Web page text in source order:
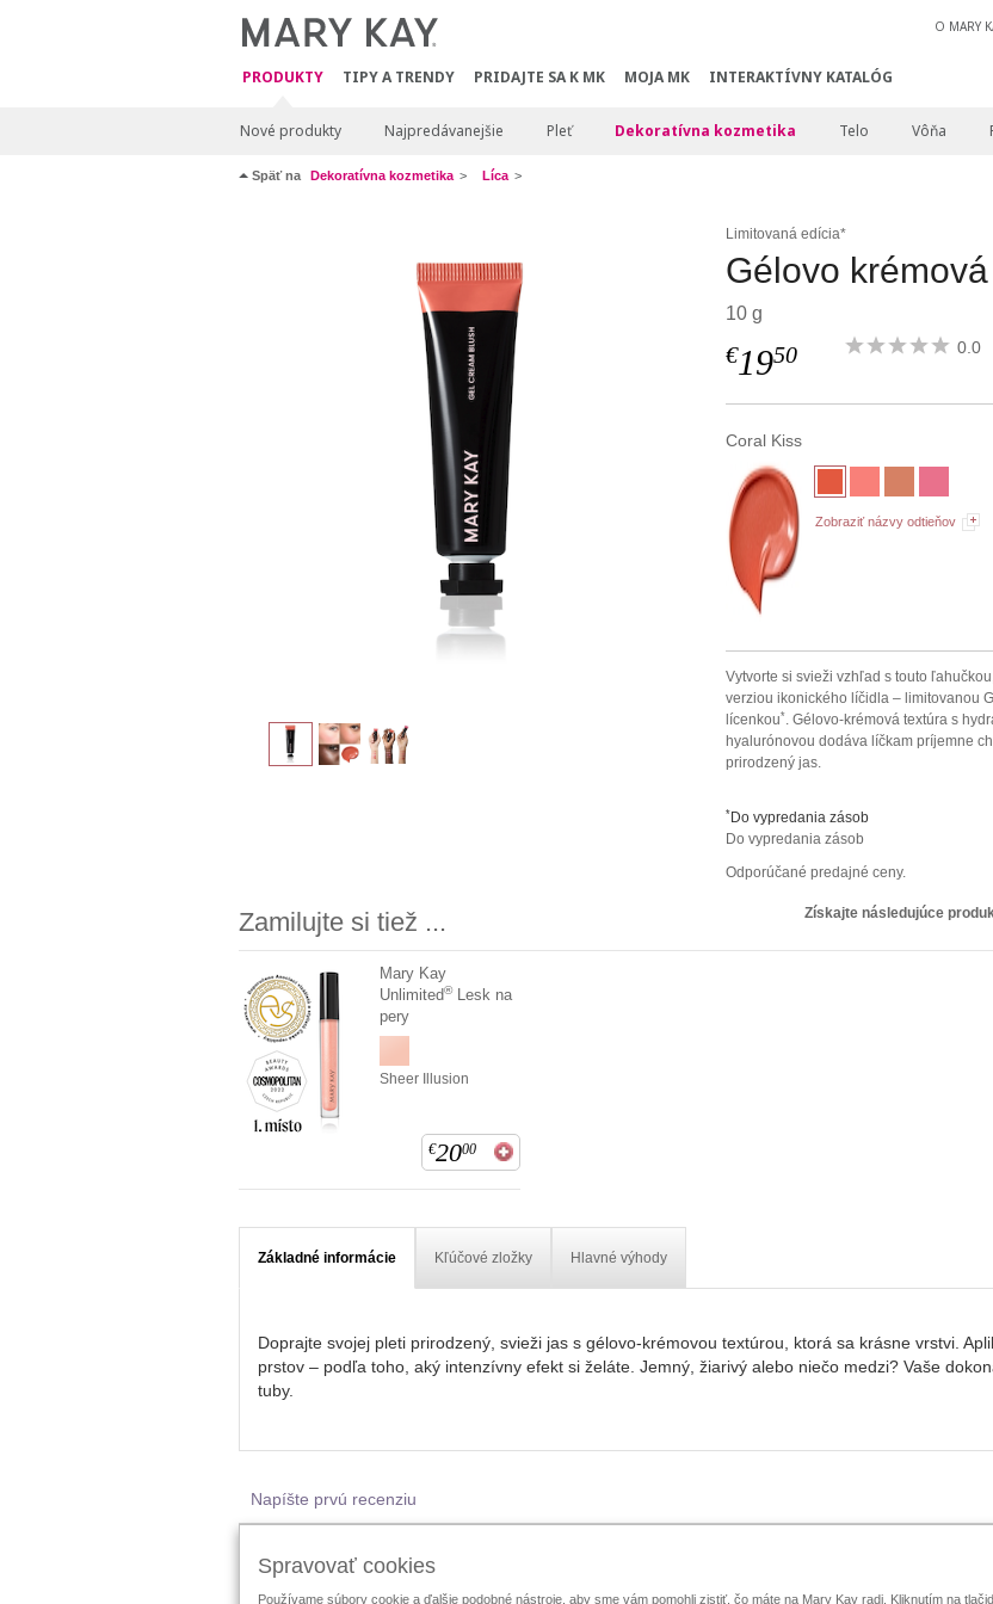
PRODUKTY TIPY A TRENDY PRIDAJTE SA K MK MOJA MK INTERAKTÍVNY KATALÓG
O MARY
Nové produkty Najpredávanejšie Pleť Dekoratívna kozmetika Telo Vôňa
Späť na Dekoratívna kozmetika Líca
Limitovaná edícia*
Gélovo
10 g
€1950 0.0
Coral Kiss
Zobraziť názvy odtieňov
Vytvorte si svieži vzhľad s touto
verziou ikonického líčidla – limitovanou
lícenkou*. Gélovo-krémová textúra s
hyalurónovou dodáva líčkam príjemne
prirodzený jas.
* Do vypredania zásob
Do vypredania zásob
Odporúčané predajné ceny.
Zamilujte si tiež ... Získajte následujúce
Mary Kay
Unlimited®Lesk na
pery
Sheer Illusion
€2000
Základné informácie Kľúčové zložky Hlavné výhody
Doprajte svojej pleti prirodzený, svieži jas s gélovo-krémovou textúrou, ktorá sa krásne vrstvi.
prstov – podľa toho, aký intenzívny efekt si želáte. Jemný, žiarivý alebo niečo medzi? Vaše
tuby.
Napíšte prvú recenziu
Spravovať cookies
Používame súbory cookie a ďalšie podobné nástroje, aby sme vám pomohli zistiť, čo máte na Mary Kay radi. Kliknutím na